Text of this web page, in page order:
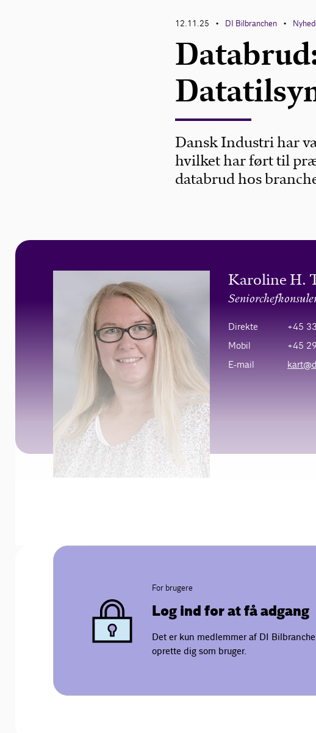
12.11.25 • DI Bilbranchen •
Dansk Industri har
hvilket har ført til
databrud hos
Karoline H.
Direkte
+45
Mobil
+45
E-mail
For brugere
Log ind for at få adgang
Det er kun medlemmer af DI
oprette dig som bruger.